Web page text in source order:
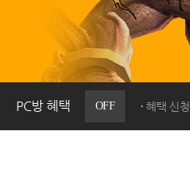
PC방 혜택 OFF 혜택 신청
PC방으로간